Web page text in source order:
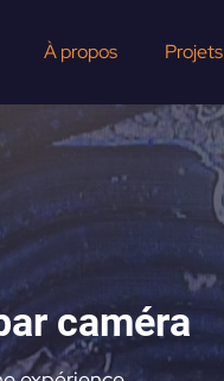
À propos Projets
caméra